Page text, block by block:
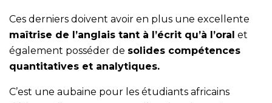
Ces derniers doivent avoir en plus une excellente
maîtrise de l’anglais tant à l’écrit qu’à l’oral et
également posséder de solides compétences
quantitatives et analytiques.
C’est une aubaine pour les étudiants africains